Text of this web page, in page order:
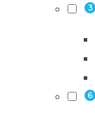
3
6